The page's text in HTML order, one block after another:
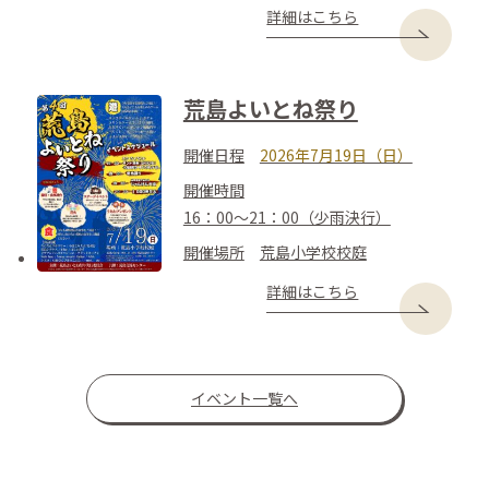
詳細はこちら
荒島よいとね祭り
開催日程
2026年7月19日（日）
開催時間
16：00～21：00（少雨決行）
開催場所
荒島小学校校庭
詳細はこちら
イベント一覧へ